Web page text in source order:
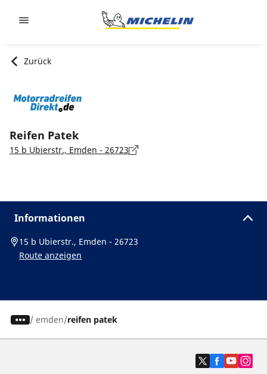
Zurück
Reifen Patek
15 b Ubierstr., Emden - 26723
Informationen
15 b Ubierstr., Emden - 26723
Route anzeigen
/ emden reifen patek